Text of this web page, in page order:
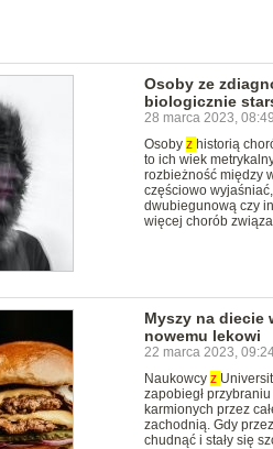
Osoby ze
biologicznie
28 marca 2023, 08:49
Osoby z historią
to ich wiek
rozbieżność między
częściowo
dwubiegunową czy
więcej chorób
Myszy na diecie
nowemu lekowi
22 marca 2023,
Naukowcy z
zapobiegł
karmionych przez
zachodnią. Gdy
chudnąć i stały się